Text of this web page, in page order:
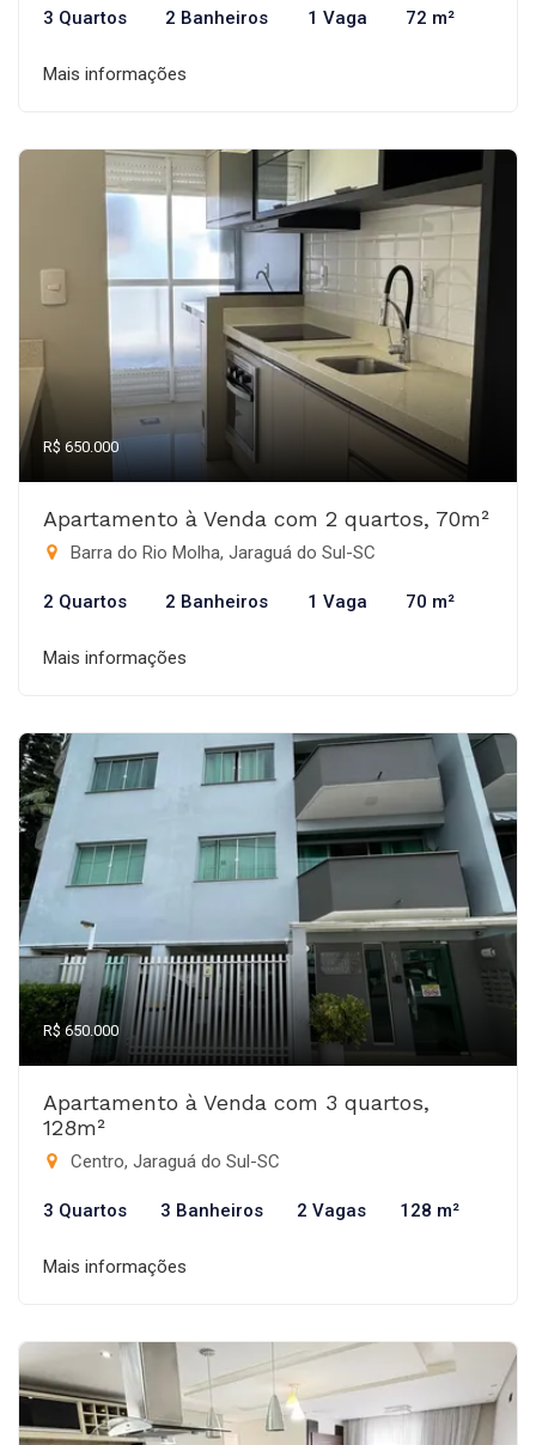
3 Quartos 2 Banheiros 1 Vaga 72 m²
Mais informações
R$ 650.000
Apartamento à Venda com 2 quartos, 70m²
Barra do Rio Molha, Jaraguá do Sul-SC
2 Quartos 2 Banheiros 1 Vaga 70 m²
Mais informações
R$ 650.000
Apartamento à Venda com 3 quartos,
128m²
Centro, Jaraguá do Sul-SC
3 Quartos 3 Banheiros 2 Vagas 128 m²
Mais informações